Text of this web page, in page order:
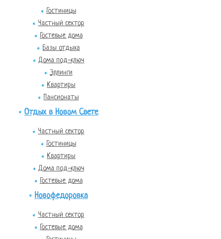
Гостиницы
Частный сектор
Гостевые дома
Базы отдыха
Дома под-ключ
Эллинги
Квартиры
Пансионаты
Отдых в Новом Свете
Частный сектор
Гостиницы
Квартиры
Дома под-ключ
Гостевые дома
Новофедоровка
Частный сектор
Гостевые дома